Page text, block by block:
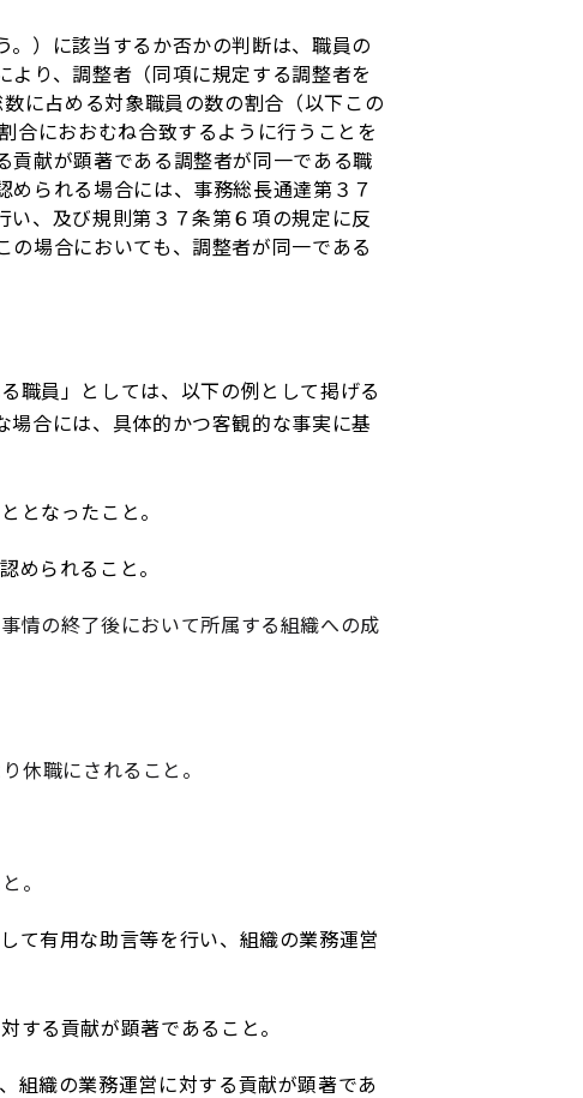
）に該当するか否かの判断は、職員の
り、調整者（同項に規定する調整者を
に占める対象職員の数の割合（以下この
合におおむね合致するように行うことを
献が顕著である調整者が同一である職
られる場合には、事務総長通達第３７
、及び規則第３７条第６項の規定に反
場合においても、調整者が同一である
員」としては、以下の例として掲げる
合には、具体的かつ客観的な事実に基
なったこと。
られること。
情の終了後において所属する組織への成
休職にされること。
。
て有用な助言等を行い、組織の業務運営
る貢献が顕著であること。
織の業務運営に対する貢献が顕著であ